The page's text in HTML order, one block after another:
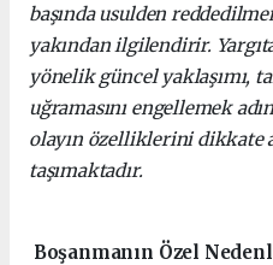
başında usulden
yakından ilgilendirir.
yönelik güncel yaklaşımı,
uğramasını engellemek
olayın özelliklerini dikkate
taşımaktadır.
Boşanmanın Özel